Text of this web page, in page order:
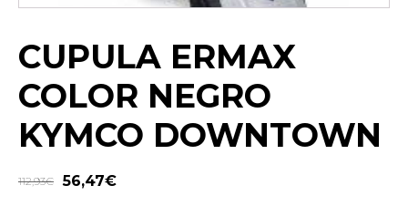
CUPULA ERMAX
COLOR NEGRO
KYMCO DOWNTOWN
112,93€ 56,47€